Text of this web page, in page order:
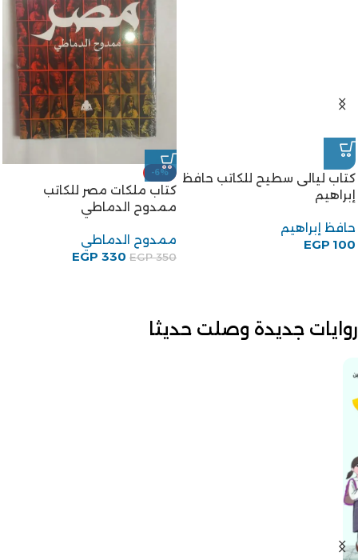
كتاب ليالى سطيح للكاتب حافظ
إبراهيم
حافظ إبراهيم
EGP 100
-6%
كتاب ملكات مصر للكاتب
ممدوح الدماطي
ممدوح الدماطي
EGP350
EGP 330
روايات جديدة وصلت حديثا